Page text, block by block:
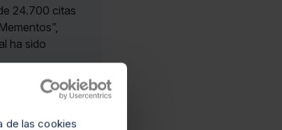
de las cookies
24.700 citas
ha sido